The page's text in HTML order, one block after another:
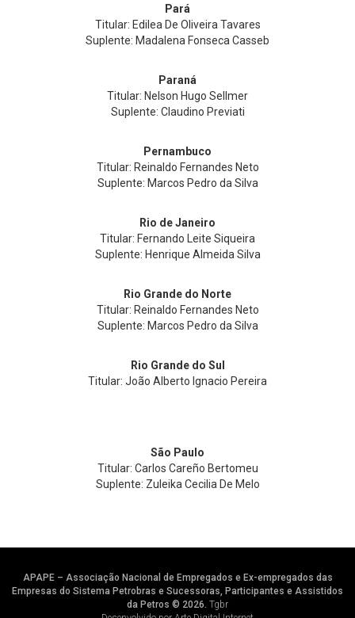
Pará
Titular: Edilea De Oliveira Tavares
Suplente: Madalena Fonseca Casseb
Paraná
Titular: Nelson Hugo Sellmer
Suplente: Claudino Previati
Pernambuco
Titular: Reinaldo Fernandes Neto
Suplente: Marcos Pedro da Silva
Rio de Janeiro
Titular: Fernando Leite Siqueira
Suplente: Henrique Almeida Silva
Rio Grande do Norte
Titular: Reinaldo Fernandes Neto
Suplente: Marcos Pedro da Silva
Rio Grande do Sul
Titular: João Alberto Ignacio Pereira
São Paulo
Titular: Carlos Careño Bertomeu
Suplente: Zuleika Cecilia De Melo
APAPE – Associação Nacional de Empregados e Ex-empregados das
Empresas do Sistema Petrobras e Sucessoras, Participantes e Assistidos
da Petros © 2026. Tgbr